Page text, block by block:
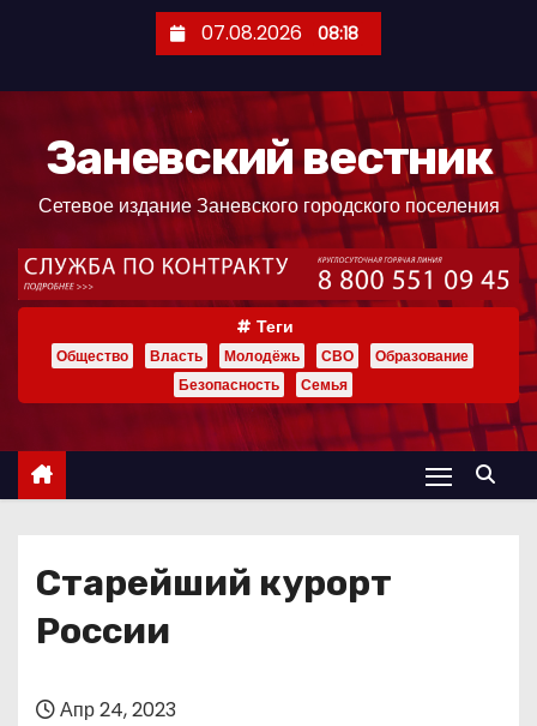
ж
07.08.2026 08:18
Заневский вестник
Сетевое издание Заневского городского поселения
Теги
Общество Власть Молодёжь СВО
Образование
Безопасность
Семья
Старейший курорт
России
Апр 24, 2023